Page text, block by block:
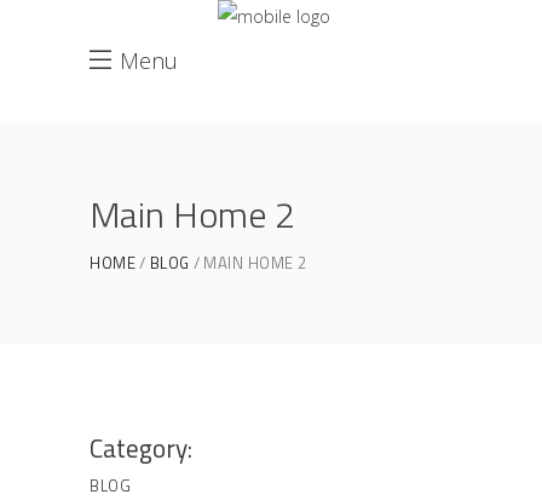
Menu
Main Home 2
HOME BLOG MAIN HOME 2
Category:
BLOG